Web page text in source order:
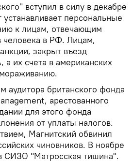
вступил в силу в декабре
персональные
к лицам, отвечающим
человека в РФ. Лицам,
закрыт въезд
их счета в американских
аудитора британского фонда
арестованного
для этого фонда
от уплаты налогов.
Магнитский обвинил
чиновников. В ноябре
СИЗО "Матросская тишина".